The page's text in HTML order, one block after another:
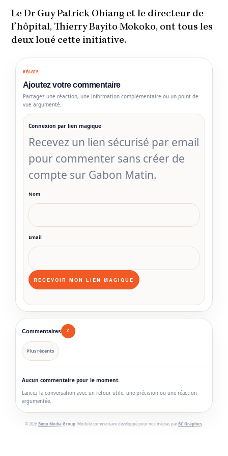
Le Dr Guy Patrick Obiang et le directeur de
l’hôpital, Thierry Bayito Mokoko, ont tous les
deux loué cette initiative.
RÉAGIR
Ajoutez votre commentaire
Partagez une réaction, une information complémentaire ou un point de
vue argumenté.
Connexion par lien magique
Recevez un lien sécurisé par email
pour commenter sans créer de
compte sur Gabon Matin.
Nom
Email
Commentaires 0
Plus récents
Aucun commentaire pour le moment.
Lancez la conversation avec un retour utile, une précision ou une réaction
argumentée.
© 2026 Binto Media Group . Module commentaire développé pour nos médias par BC Graphics